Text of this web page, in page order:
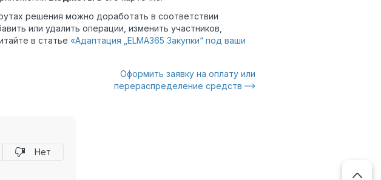
решения можно доработать в соответствии
или удалить операции, изменить участников,
в статье «Адаптация „ELMA365 Закупки“ под ваши
Оформить заявку на оплату или
перераспределение средств
Нет